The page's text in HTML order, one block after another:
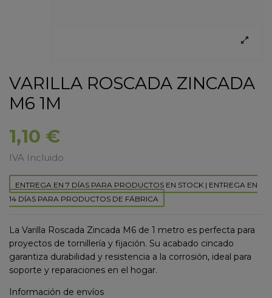
VARILLA ROSCADA ZINCADA
M6 1M
1,10 €
IVA Incluido
ENTREGA EN 7 DÍAS PARA PRODUCTOS EN STOCK | ENTREGA EN
14 DÍAS PARA PRODUCTOS DE FÁBRICA
La Varilla Roscada Zincada M6 de 1 metro es perfecta para
proyectos de tornillería y fijación. Su acabado cincado
garantiza durabilidad y resistencia a la corrosión, ideal para
soporte y reparaciones en el hogar.
Información de envíos